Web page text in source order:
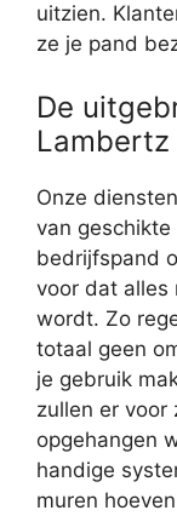
uitzien.
ze je pand
De
Lambertz
Onze
van
bedrijfspand
voor dat alles
wordt. Zo
totaal geen
je gebruik
zullen er voor
opgehangen
handige
muren